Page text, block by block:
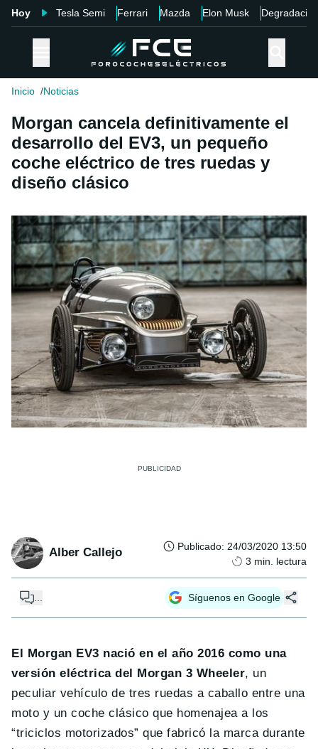
Hoy Tesla Semi Ferrari Mazda Elon Musk Degradación
Inicio Noticias
Morgan cancela definitivamente el
desarrollo del EV3, un pequeño
coche eléctrico de tres ruedas y
diseño clásico
Alber Callejo Publicado: 24/03/2020 13:50
3 min. lectura
Síguenos en Google
El Morgan EV3 nació en el año 2016 como una
versión eléctrica del Morgan 3 Wheeler, un
peculiar vehículo de tres ruedas a caballo entre una
moto y un coche clásico que homenajea a los
“triciclos motorizados” que fabricó la marca durante